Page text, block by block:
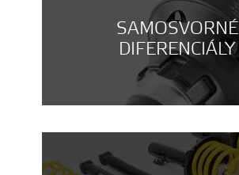
SAMOSVORNÉ
DIFERENCIÁLY